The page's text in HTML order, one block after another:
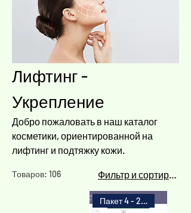
Лифтинг -
Укрепление
Добро пожаловать в наш каталог
косметики, ориентированной на
лифтинг и подтяжку кожи.
Товаров: 106 Фильтр и сортировка
Пакет 4 - 20%